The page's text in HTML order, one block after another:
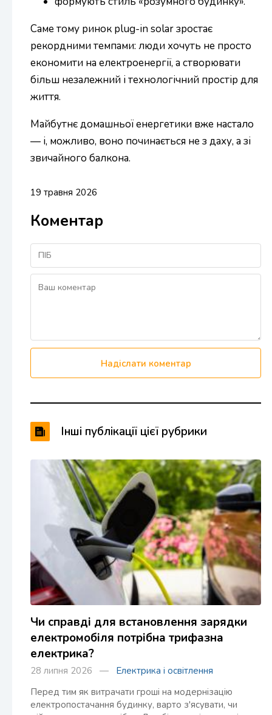
Саме тому ринок plug-in solar зростає
рекордними темпами: люди хочуть не просто
економити на електроенергії, а створювати
більш незалежний і технологічний простір для
життя.
Майбутнє домашньої енергетики вже настало
— і, можливо, воно починається не з даху, а зі
звичайного балкона.
19 травня 2026
Коментар
Надіслати коментар
Інші публікації цієї рубрики
Чи справді для встановлення зарядки
електромобіля потрібна трифазна
електрика?
28 липня 2026 — Електрика і освітлення
Перед тим як витрачати гроші на модернізацію
електропостачання будинку, варто з'ясувати, чи